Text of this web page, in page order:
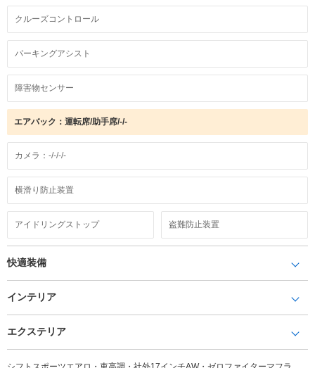
クルーズコントロール
パーキングアシスト
障害物センサー
エアバック：運転席/助手席/-/-
カメラ：-/-/-/-
横滑り防止装置
アイドリングストップ 盗難防止装置
快適装備
インテリア
エクステリア